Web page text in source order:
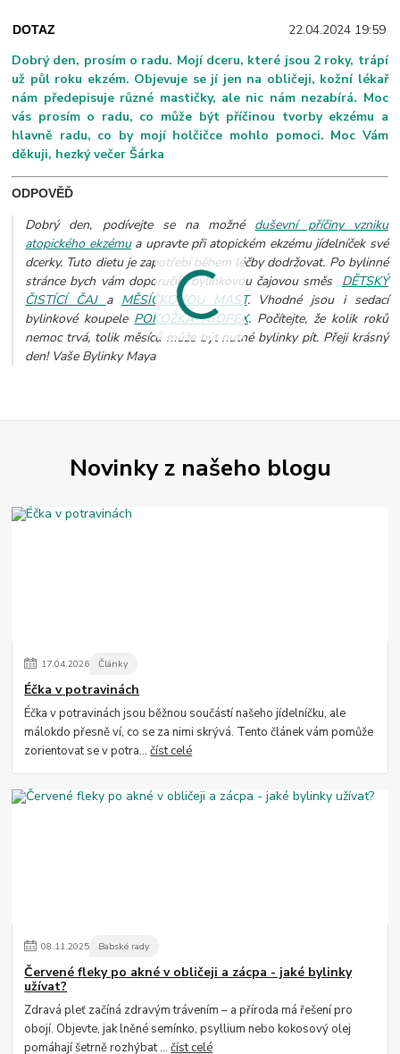
DOTAZ
22.04.2024 19:59
Dobrý den, prosím o radu. Mojí dceru, které jsou 2 roky, trápí
už půl roku ekzém. Objevuje se jí jen na obličeji, kožní lékař
nám předepisuje různé mastičky, ale nic nám nezabírá. Moc
vás prosím o radu, co může být příčinou tvorby ekzému a
hlavně radu, co by mojí holčičce mohlo pomoci. Moc Vám
děkuji, hezký večer Šárka
ODPOVĚĎ
Dobrý den, podívejte se na možné duševní příčiny vzniku
atopického ekzémua upravte při atopickém ekzému jídelníček své
dcerky. Tuto dietu je zapotřebí během léčby dodržovat. Po bylinné
stránce bych vám doporučila bylinkovou čajovou směs DĚTSKÝ
ČISTÍCÍ ČAJ a MĚSÍČKOVOU MAST. Vhodné jsou i sedací
bylinkové koupele POKOŽKA ATOPEX. Počítejte, že kolik roků
nemoc trvá, tolik měsíců může být nutné bylinky pít. Přeji krásný
den! Vaše Bylinky Maya
Novinky z našeho blogu
17.04.2026 Články
Éčka v potravinách
Éčka v potravinách jsou běžnou součástí našeho jídelníčku, ale
málokdo přesně ví, co se za nimi skrývá. Tento článek vám pomůže
zorientovat se v potra...číst celé
08.11.2025 Babské rady
Červené fleky po akné v obličeji a zácpa - jaké bylinky
užívat?
Zdravá pleť začíná zdravým trávením – a příroda má řešení pro
obojí. Objevte, jak lněné semínko, psyllium nebo kokosový olej
pomáhají šetrně rozhýbat ...číst celé